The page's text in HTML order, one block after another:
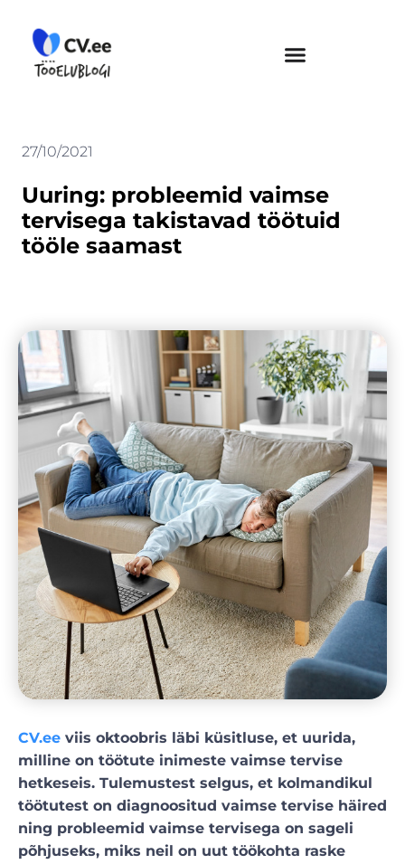
content
27/10/2021
Uuring: probleemid vaimse
tervisega takistavad töötuid
tööle saamast
CV.ee viis oktoobris läbi küsitluse, et uurida,
milline on töötute inimeste vaimse tervise
hetkeseis. Tulemustest selgus, et kolmandikul
töötutest on diagnoositud vaimse tervise häired
ning probleemid vaimse tervisega on sageli
põhjuseks, miks neil on uut töökohta raske